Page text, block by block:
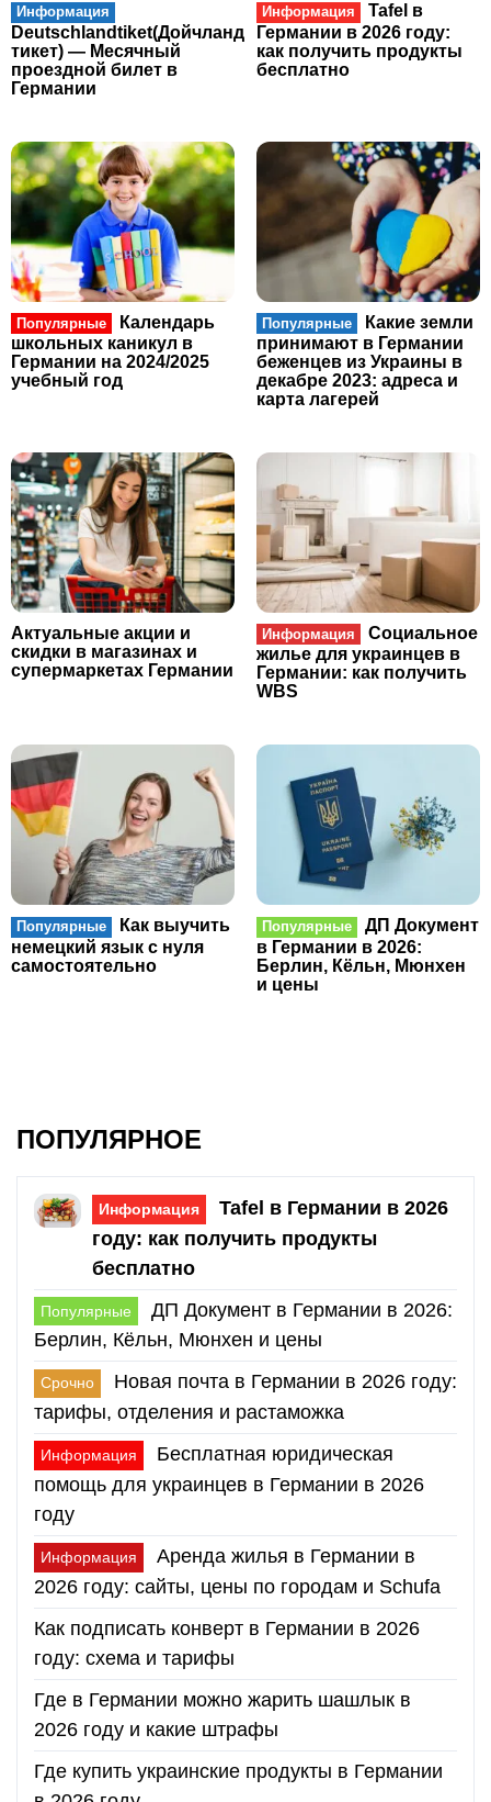
Информация
Deutschlandtiket(Дойчланд
тикет) — Месячный
проездной билет в
Германии
Информация
Tafel в
Германии в 2026 году:
как получить продукты
бесплатно
Популярные
Календарь
школьных каникул в
Германии на 2024/2025
учебный год
Популярные
Какие земли
принимают в Германии
беженцев из Украины в
декабре 2023: адреса и
карта лагерей
Актуальные акции и
скидки в магазинах и
супермаркетах Германии
Информация
Социальное
жилье для украинцев в
Германии: как получить
WBS
Популярные
Как выучить
немецкий язык с нуля
самостоятельно
Популярные
ДП Документ
в Германии в 2026:
Берлин, Кёльн, Мюнхен
и цены
ПОПУЛЯРНОЕ
Информация
Tafel в Германии в 2026
году: как получить продукты
бесплатно
Популярные
ДП Документ в Германии в 2026:
Берлин, Кёльн, Мюнхен и цены
Срочно
Новая почта в Германии в 2026 году:
тарифы, отделения и растаможка
Информация
Бесплатная юридическая
помощь для украинцев в Германии в 2026
году
Информация
Аренда жилья в Германии в
2026 году: сайты, цены по городам и Schufa
Как подписать конверт в Германии в 2026
году: схема и тарифы
Где в Германии можно жарить шашлык в
2026 году и какие штрафы
Где купить украинские продукты в Германии